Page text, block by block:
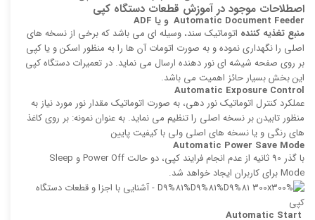
اصطلاحات موجود در آموزش قطعات دستگاه کپی
Automatic Document Feeder و یا ADF
منبع تغذیه‌ كننده اتوماتیک سند، وسیله‌ ای می باشد كه برخی از نسخه ‌های
اصلی را نگهداری نموده و به صورت اتومات آن ها را به منظور اسكن و یا كپی
بر روی صفحه شیشه ای نور‌ دهنده ارسال می نماید. در تعمیرات دستگاه کپی
این بخش بسیار حائز اهمیت می باشد.
Automatic Exposure Control
عملكرد كنترل اتوماتیک نور دهی، به صورت اتوماتیک مقدار نور مورد نیاز به
منظور تابیدن بر نسخه اصلی را تنظیم می نماید. به عنوان نمونه: بر روی كاغذ
های رنگی و یا نسخه‌ های اصلی ولی با كیفیت پایین
Automatic Power Save Mode
با گذر 90 ثانیه از عدم انجام فرایند كپی، دو حالت Power Off و Sleep
Mode برای كاربران ایجاد خواهد شد.